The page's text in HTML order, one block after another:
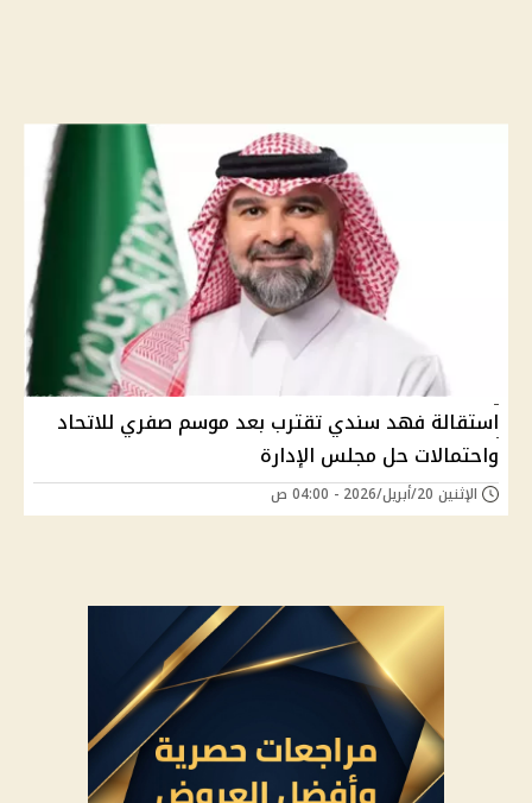
استقالة فهد سندي تقترب بعد موسم صفري للاتحاد
واحتمالات حل مجلس الإدارة
الإثنين 20/أبريل/2026 - 04:00 ص